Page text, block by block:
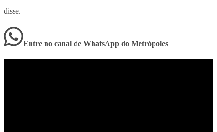
disse.
Entre no canal de WhatsApp do Metrópoles